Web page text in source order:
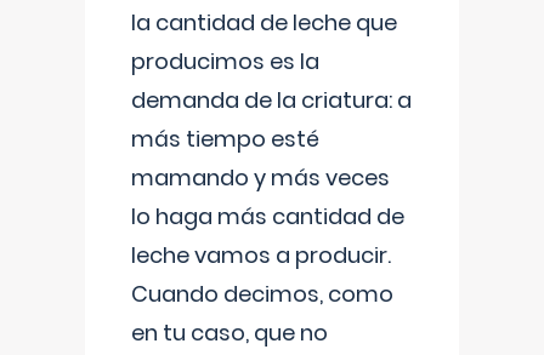
la cantidad de leche que
producimos es la
demanda de la criatura: a
más tiempo esté
mamando y más veces
lo haga más cantidad de
leche vamos a producir.
Cuando decimos, como
en tu caso, que no